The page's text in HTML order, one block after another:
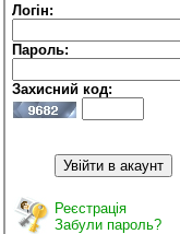
Логін:
Пароль:
Захисний код:
Реєстрація
Забули пароль?